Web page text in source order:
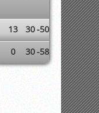
13 30-50
0 30-58